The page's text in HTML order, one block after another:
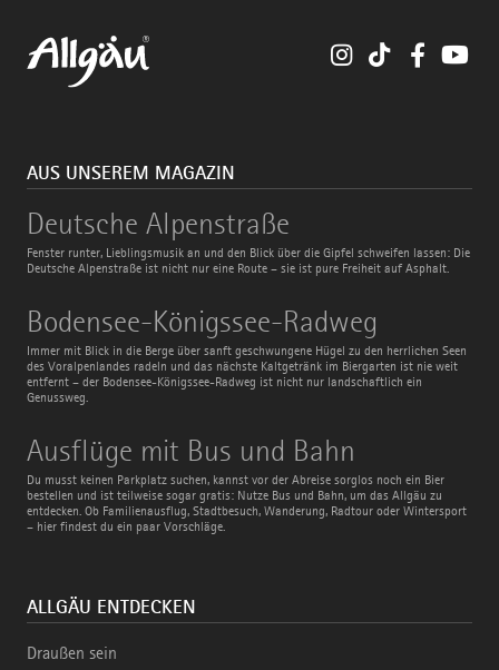
InstagramTikTok
AUS UNSEREM MAGAZIN
Deutsche Alpenstraße
Fenster runter, Lieblingsmusik an und den Blick über die Gipfel schweifen lassen: Die
Deutsche Alpenstraße ist nicht nur eine Route – sie ist pure Freiheit auf Asphalt.
Deutsche
Alpenstraße
Bodensee-Königssee-Radweg
Immer mit Blick in die Berge über sanft geschwungene Hügel zu den herrlichen Seen
des Voralpenlandes radeln und das nächste Kaltgetränk im Biergarten ist nie weit
entfernt – der Bodensee-Königssee-Radweg ist nicht nur landschaftlich ein
Genussweg.
Bodensee-
Königssee-
Radweg
Ausflüge mit Bus und Bahn
Du musst keinen Parkplatz suchen, kannst vor der Abreise sorglos noch ein Bier
bestellen und ist teilweise sogar gratis: Nutze Bus und Bahn, um das Allgäu zu
entdecken. Ob Familienausflug, Stadtbesuch, Wanderung, Radtour oder Wintersport
– hier findest du ein paar Vorschläge.
Ausflüge
mit
Bus
und
Bahn
ALLGÄU ENTDECKEN
Draußen sein